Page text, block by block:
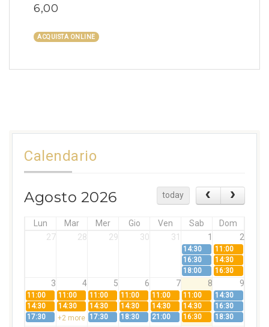
6,00
ACQUISTA ONLINE
Calendario
Agosto 2026 today
Lun Mar Mer Gio Ven Sab
Dom
27
28 29 30 31 1 2
14:30
11:00
16:30
14:30
18:00
16:30
3 4 5 6 7 8 9
11:00 11:00 11:00 11:00 11:00 11:00
14:30
14:30
14:30 14:30 14:30 14:30 14:30
16:30
17:30
+2 more 17:30 18:30 21:00 16:30 18:30